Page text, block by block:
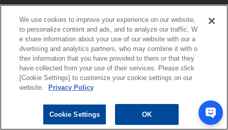
個人情報のお取扱いについて
各種サービスの個人情報保護方針
サイトマップ
ELECTRONICS MARKETING, INC. ALL RIGHTS RESERVED.
We use cookies to improve your experience on our website,
to personalize content and ads, and to analyze our traffic. W
e share information about your use of our website with our a
dvertising and analytics partners, who may combine it with o
ther information that you have provided to them or that they
have collected from your use of their services. Please click
[Cookie Settings] to customize your cookie settings on our
website.
Privacy Policy
Cookie Settings OK